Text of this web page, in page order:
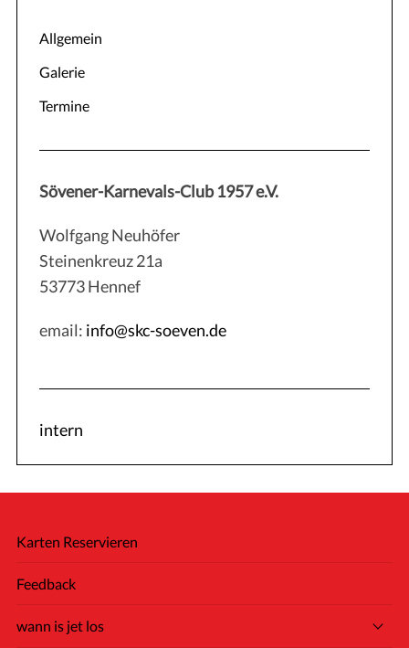
Allgemein
Galerie
Termine
Sövener-Karnevals-Club 1957 e.V.
Wolfgang Neuhöfer
Steinenkreuz 21a
53773 Hennef
email: info@skc-soeven.de
intern
Karten Reservieren
Feedback
wann is jet los